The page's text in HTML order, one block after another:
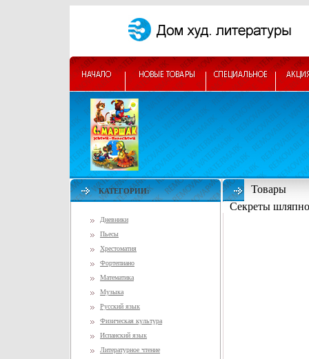
КАТЕГОРИИ:
Дневники
Пьесы
Хрестоматия
Фортепиано
Математика
Музыка
Русский язык
Физическая культура
Испанский язык
Литературное чтение
Товары
Секреты